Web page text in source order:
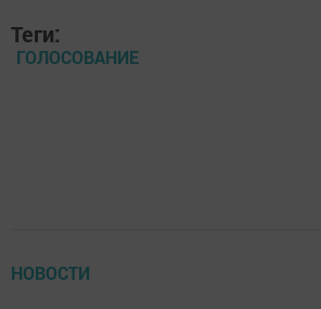
Теги:
ГОЛОСОВАНИЕ
НОВОСТИ